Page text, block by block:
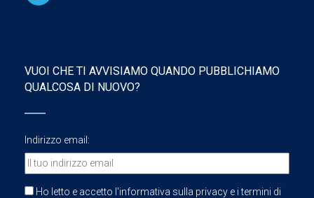
VUOI CHE TI AVVISIAMO QUANDO PUBBLICHIAMO
QUALCOSA DI NUOVO?
Indirizzo email:
Ho letto e accetto l'informativa sulla privacy e i termini di